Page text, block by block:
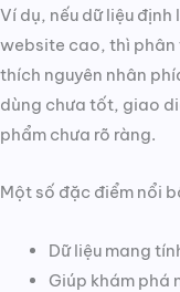
Ví dụ, nếu dữ liệu
website cao, thì phân
thích nguyên nhân
dùng chưa tốt, giao
phẩm chưa rõ ràng.
Một số đặc điểm nổi
Dữ liệu mang
Giúp khám phá